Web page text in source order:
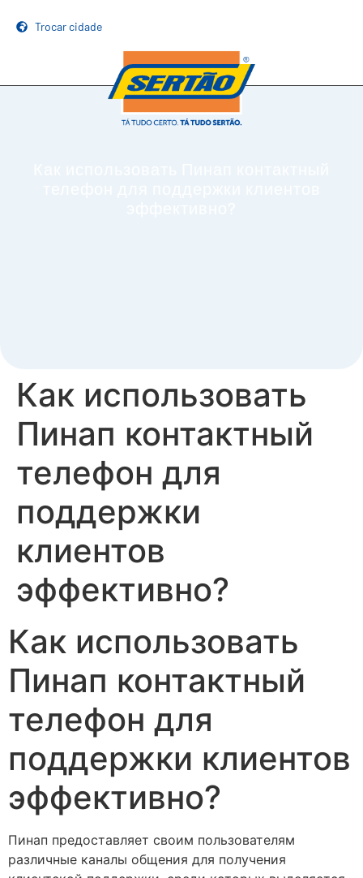
Trocar cidade
Как использовать
Пинап контактный
телефон для
поддержки
клиентов
эффективно?
Как использовать
Пинап контактный
телефон для
поддержки клиентов
эффективно?
Пинап предоставляет своим пользователям
различные каналы общения для получения